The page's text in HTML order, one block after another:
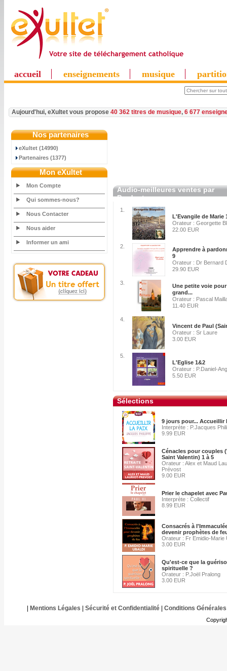
accueil enseignements musique
Aujourd'hui, eXultet vous propose 40 362 titres de musique, 6 677
Nos partenaires
eXultet (14990)
Partenaires (1377)
Mon eXultet
Mon Compte
Qui sommes-nous?
Nous Contacter
Nous aider
Informer un ami
Audio-meilleures ventes par
Producteur
1.
L'Evangile de Marie
Orateur : Georgette
22.00 EUR
2.
Apprendre à
9
Orateur : Dr Bernard
29.90 EUR
3.
Une petite voie
grand...
Orateur : Pascal
11.40 EUR
4.
Vincent de Paul
Orateur : Sr Laure
3.00 EUR
5.
L'Eglise 1&2
Orateur : P.Daniel-
5.50 EUR
Sélections
9 jours pour... Accueillir
Interprète : P.Jacques
9.99 EUR
Cénacles pour couples
Saint Valentin) 1 à 5
Orateur : Alex et Maud
Prévost
9.00 EUR
Prier le chapelet avec
Interprète : Collectif
8.99 EUR
Consacrés à
devenir prophètes de
Orateur : Fr Emidio-Marie
3.00 EUR
Qu'est-ce que la
spirituelle ?
Orateur : P.Joël Pralong
3.00 EUR
Mentions Légales Sécurité et Confidentialité| Conditions Générales